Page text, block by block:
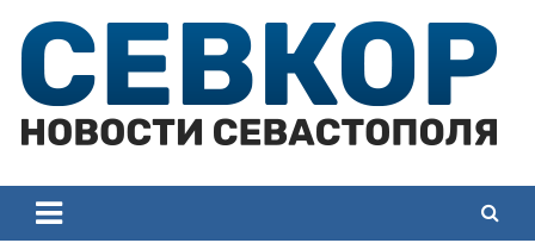
content
Севастополя
Севастополя